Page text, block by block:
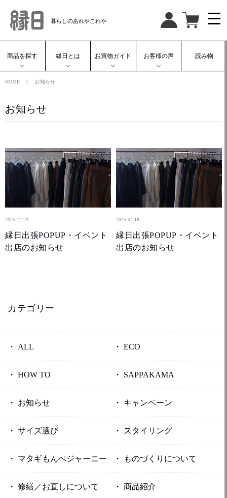
暮らしのあれやこれや
商品を探す 縁日とは お買物ガイド お客様の声 読み物
HOME お知らせ
お知らせ
2025.12.23
縁日出張POPUP・イベント
出店のお知らせ
2025.04.18
縁日出張POPUP・イベント
出店のお知らせ
カテゴリー
ALL ECO
HOW TO SAPPAKAMA
お知らせ キャンペーン
サイズ選び スタイリング
マタギもんぺジャーニー ものづくりについて
修繕／お直しについて 商品紹介